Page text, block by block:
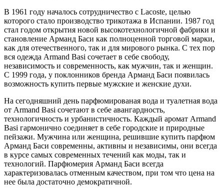
В 1961 году началось сотрудничество с Lacoste, целью
которого стало производство трикотажа в Испании. 1987 год
стал годом открытия новой высокотехнологичной фабрики и
становление Арманд Баси как полноценной торговой марки,
как для отечественного, так и для мирового рынка. С тех пор
вся одежда Armand Basi сочетает в себе свободу,
независимость и современность, как мужчин, так и женщин.
С 1999 года, у поклонников бренда Арманд Баси появилась
возможность купить первые мужские и женские духи.
На сегодняшний день парфюмированая вода и туалетная вода
от Armand Basi сочетают в себе авангардность,
технологичность и урбанистичность. Каждый аромат Armand
Basi гармонично соединяет в себе городские и природные
пейзажи. Мужчина или женщина, решившие купить парфюм
Арманд Баси современны, активны и независимы, они всегда
в курсе самых современных течений как моды, так и
технологий. Парфюмерия Арманд Баси всегда
характеризовалась отменным качеством, при том что цена на
нее была достаточно демократичной.